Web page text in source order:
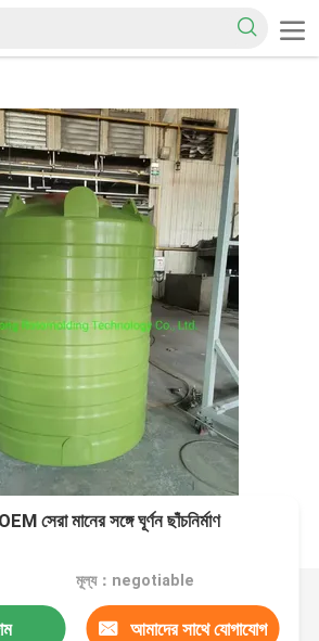
সেরা মানের সঙ্গে ঘূর্ণন ছাঁচনির্মাণ
মূল্য：negotiable
আমাদের সাথে যোগাযোগ